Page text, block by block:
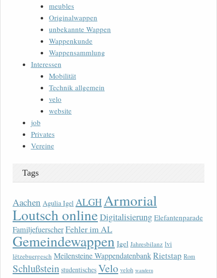
meubles
Originalwappen
unbekannte Wappen
Wappenkunde
Wappensammlung
Interessen
Mobilität
Technik allgemein
velo
website
job
Privates
Vereine
Tags
Aachen Agulia Igel ALGH Armorial
Loutsch onlineDigitalisierung Elefantenparade
FamiljefuerscherFehler im AL
Gemeindewappen Igel Jahresbilanz lvi
lëtzebuergesch Meilensteine WappendatenbankRietstap Rom
Schlußstein studentisches Velo veloh wandern